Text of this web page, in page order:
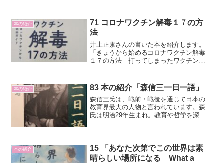
本の紹介
71 コロナワクチン解毒１７の方
法
井上正康さんの書いた本を紹介します。
「きょうから始めるコロナワクチン解毒
１７の方法 打ってしまったワクチンか
す。レプリコンはもっとダメ。
本の紹介 83 本の紹介「森信三一日一語」
森信三氏は、戦前・戦後を通じて日本の
教育界最大の人物と言われています。森
氏は明治29年生まれ。教育や哲学を深く
です。
本の紹介
15 「あなた次第でこの世界は素
晴らしい場所になる What a